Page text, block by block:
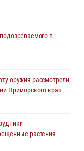
в
оружия рассмотрели
Приморского края
растения